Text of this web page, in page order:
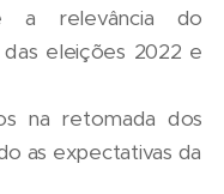
a relevância do
eleições 2022 e
na retomada dos
as expectativas da